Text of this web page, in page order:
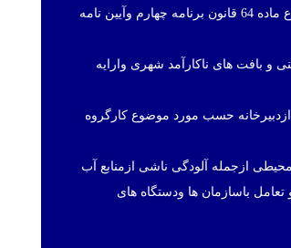
29. بررسی ونظارت برتملک وآزادسازی نوار60 متر وطرح های سواحل دراستان های ساحلی موضوع ماده 64 قانون برنامه چهارم وآیین نامه
و بافت های ناکارآمد شهری وارایه
حسب مورد موضوع کارگروه
ازجمله آلودگی ناشی ازمنابع آب
باسازمان ها ودستگاه های